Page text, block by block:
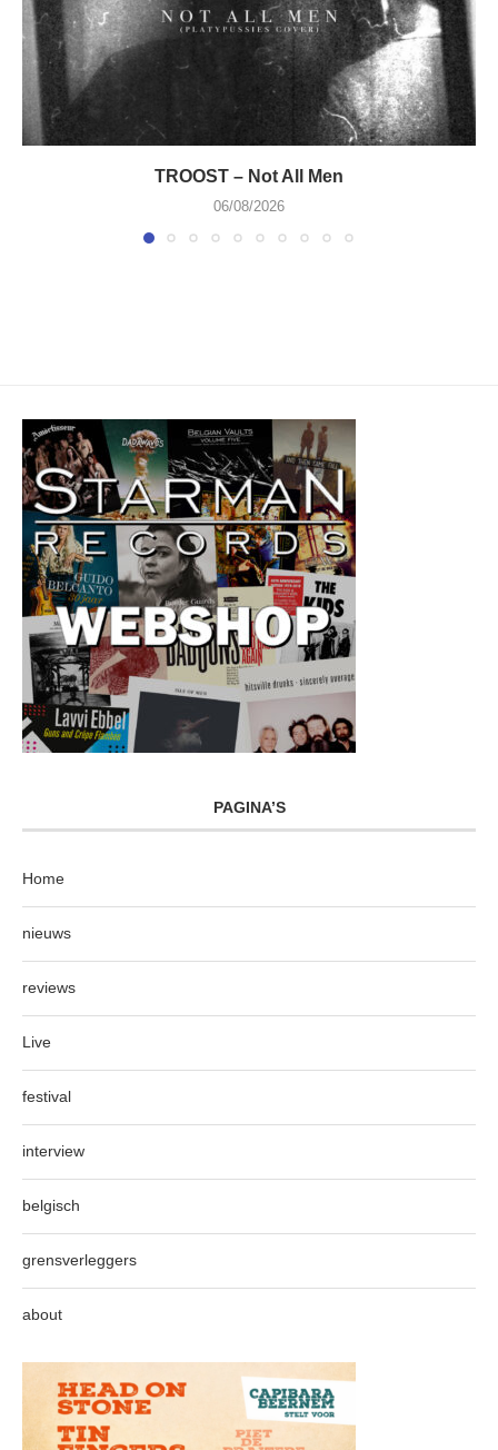
TROOST – Not All Men
06/08/2026
PAGINA’S
Home
nieuws
reviews
Live
festival
interview
belgisch
grensverleggers
about